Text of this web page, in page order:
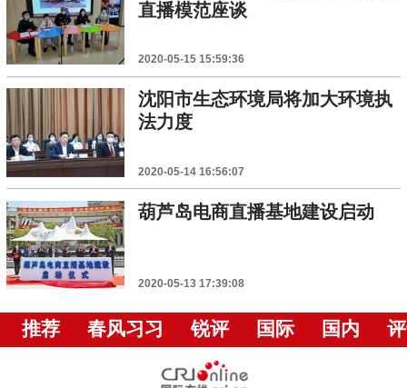
直播模范座谈
2020-05-15 15:59:36
沈阳市生态环境局将加大环境执
法力度
2020-05-14 16:56:07
葫芦岛电商直播基地建设启动
2020-05-13 17:39:08
推荐 春风习习 锐评 国际 国内